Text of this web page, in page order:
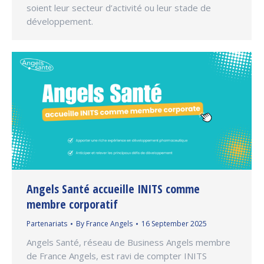
soient leur secteur d’activité ou leur stade de
développement.
Angels Santé accueille INITS comme
membre corporatif
Partenariats By France Angels 16 September 2025
Angels Santé, réseau de Business Angels membre
de France Angels, est ravi de compter INITS